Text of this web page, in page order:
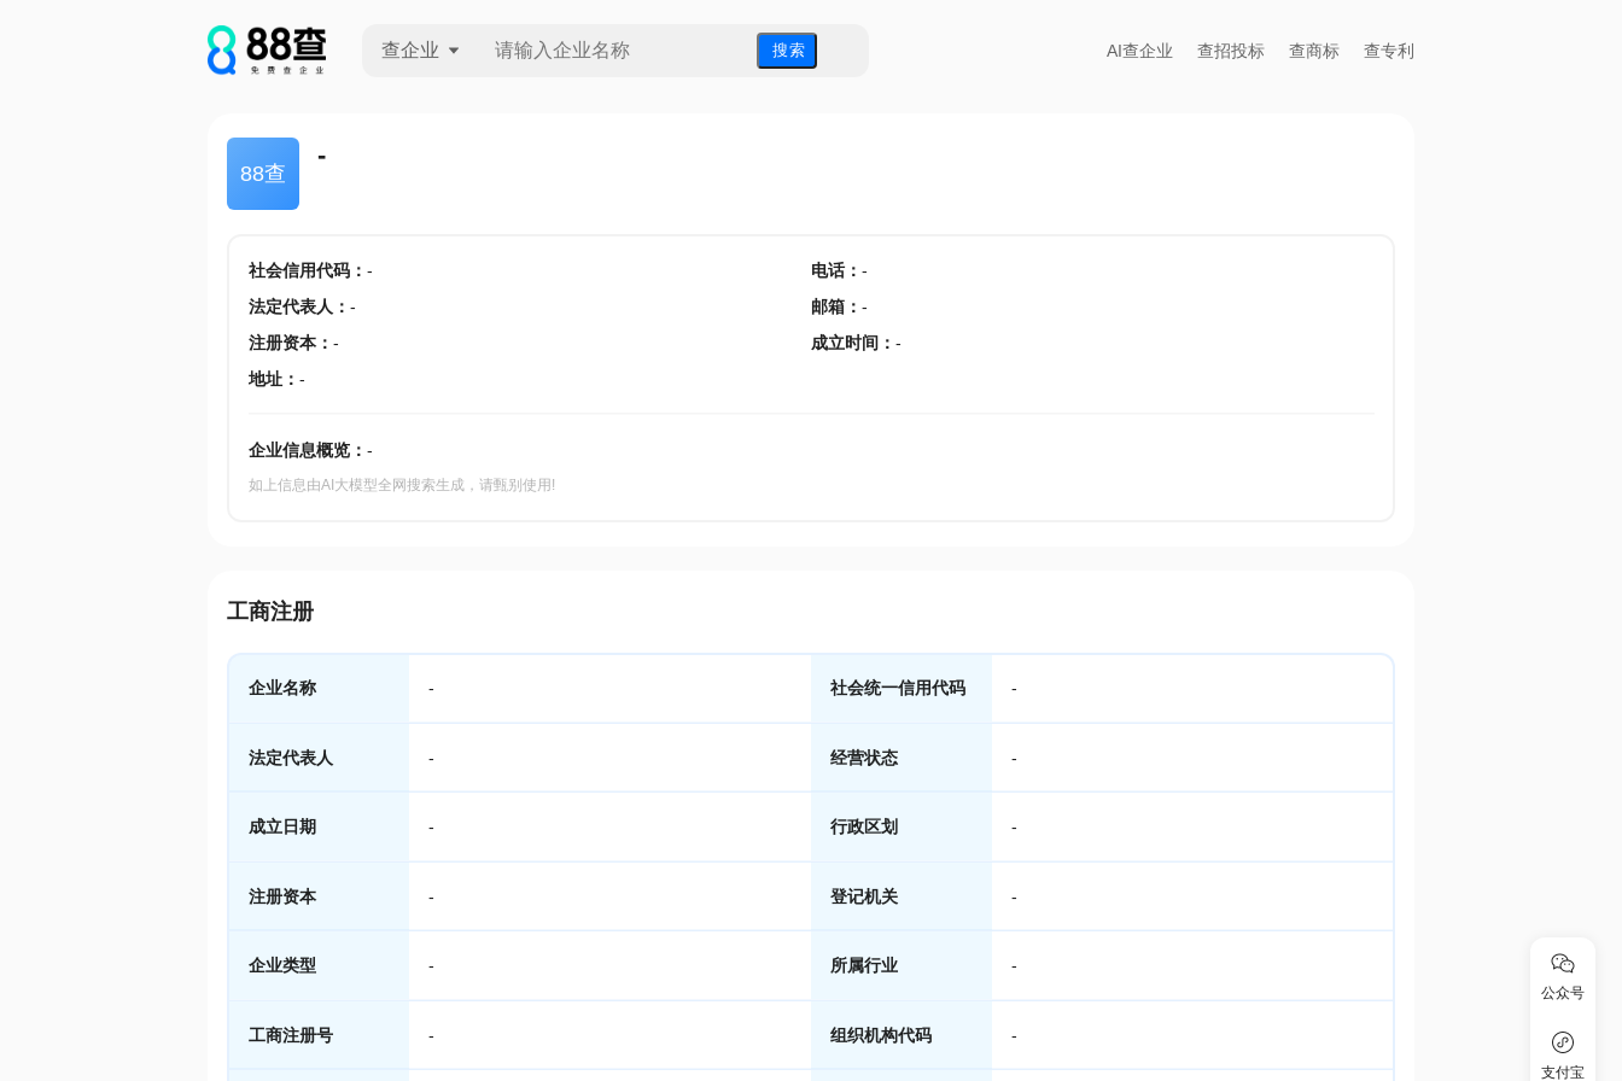
查企业 搜 索 AI查企业 查招投标 查商标 查专利
88查
-
社会信用代码： - 电话： -
法定代表人 ： - 邮箱 ： -
注册资本： - 成立时间 ： -
地址： -
企业信息概览： -
如上信息由AI大模型全网搜索生成，请甄别使用!
工商注册
企业名称 - 社会统一信用代码 -
法定代表人 - 经营状态 -
成立日期 - 行政区划 -
注册资本 - 登记机关 -
企业类型 - 所属行业 -
工商注册号 - 组织机构代码 -
公众号
支付宝